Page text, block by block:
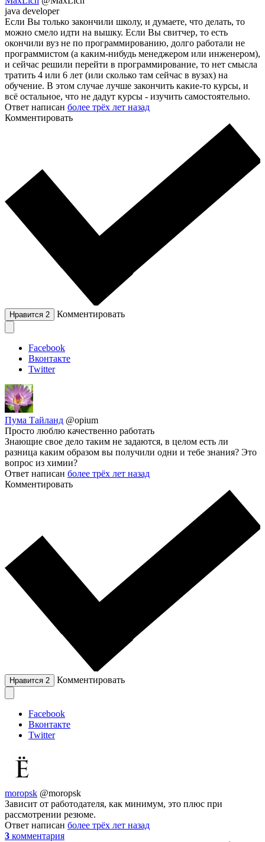
java developer
Если Вы только закончили школу, и думаете, что делать, то
можно смело идти на вышку. Если Вы свитчер, то есть
окончили вуз не по программированию, долго работали не
программистом (а каким-нибудь менеджером или инженером),
и сейчас решили перейти в программирование, то нет смысла
тратить 4 или 6 лет (или сколько там сейчас в вузах) на
обучение. В этом случае лучше закончить какие-то курсы, и
всё остальное, что не дадут курсы - изучить самостоятельно.
Ответ написан более трёх лет назад
Комментировать
Нравится 2 Комментировать
Facebook
Вконтакте
Twitter
Пума Тайланд @opium
Просто люблю качественно работать
Знающие свое дело таким не задаются, в целом есть ли
разница каким образом вы получили одни и тебе знания? Это
вопрос из химии?
Ответ написан более трёх лет назад
Комментировать
Нравится 2 Комментировать
Facebook
Вконтакте
Twitter
moropsk @moropsk
Зависит от работодателя, как минимум, это плюс при
рассмотрении резюме.
Ответ написан более трёх лет назад
3 комментария